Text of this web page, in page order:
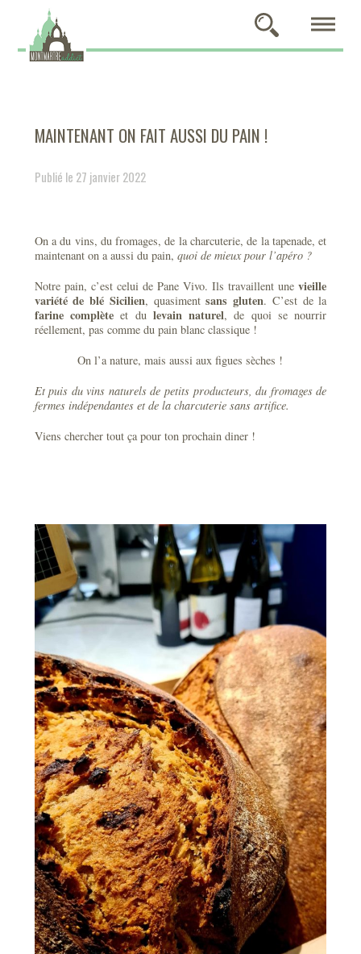
MAINTENANT ON FAIT AUSSI DU PAIN !
Publié le 27 janvier 2022
On a du vins, du fromages, de la charcuterie, de la tapenade, et
maintenant on a aussi du pain, quoi de mieux pour l’apéro ?
Notre pain, c’est celui de Pane Vivo. Ils travaillent unevieille
variété de blé Sicilien, quasimentsans gluten. C’est de la
farine complèteet du levain naturel, de quoi se nourrir
réellement, pas comme du pain blanc classique !
On l’a nature, mais aussi aux figues sèches !
Et puis du vins naturels de petits producteurs, du fromages de
fermes indépendantes et de la charcuterie sans artifice.
Viens chercher tout ça pour ton prochain diner !